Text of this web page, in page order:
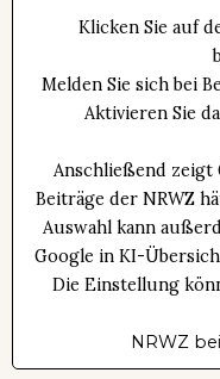
Klicken Sie auf
Melden Sie sich bei
Aktivieren Sie
Anschließend zeigt
Beiträge der NRWZ
Auswahl kann
Google in KI-
Die Einstellung
NRWZ